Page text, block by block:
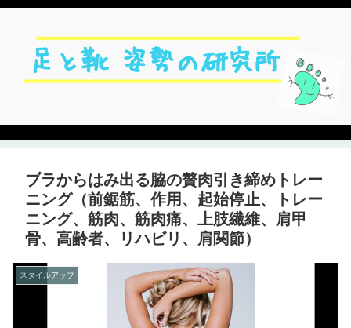
ブラからはみ出る脇の贅肉引き締めトレー
ニング（前鋸筋、作用、起始停止、トレー
ニング、筋肉、筋肉痛、上肢繊維、肩甲
骨、高齢者、リハビリ、肩関節）
スタイルアップ